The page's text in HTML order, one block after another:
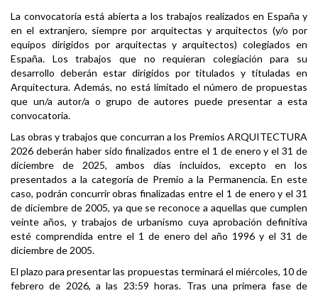
La convocatoria está abierta a los trabajos realizados en España y
en el extranjero, siempre por arquitectas y arquitectos (y/o por
equipos dirigidos por arquitectas y arquitectos) colegiados en
España. Los trabajos que no requieran colegiación para su
desarrollo deberán estar dirigidos por titulados y tituladas en
Arquitectura. Además, no está limitado el número de propuestas
que un/a autor/a o grupo de autores puede presentar a esta
convocatoria.
Las obras y trabajos que concurran a los Premios ARQUITECTURA
2026 deberán haber sido finalizados entre el 1 de enero y el 31 de
diciembre de 2025, ambos días incluidos, excepto en los
presentados a la categoría de Premio a la Permanencia. En este
caso, podrán concurrir obras finalizadas entre el 1 de enero y el 31
de diciembre de 2005, ya que se reconoce a aquellas que cumplen
veinte años, y trabajos de urbanismo cuya aprobación definitiva
esté comprendida entre el 1 de enero del año 1996 y el 31 de
diciembre de 2005.
El plazo para presentar las propuestas terminará el miércoles, 10 de
febrero de 2026, a las 23:59 horas. Tras una primera fase de